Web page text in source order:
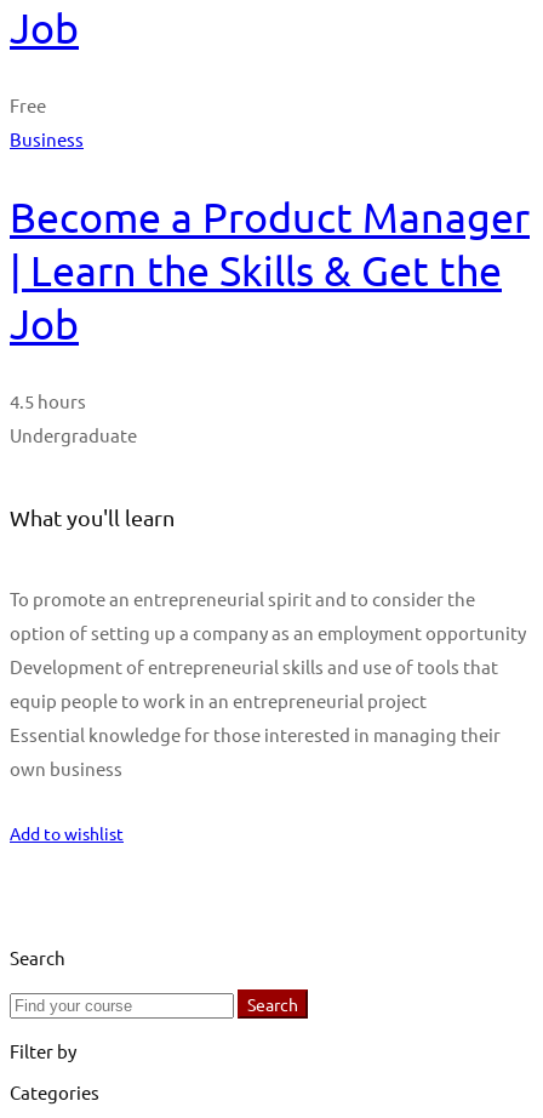
Job
Free
Business
Become a Product Manager
| Learn the Skills & Get the
Job
4.5 hours
Undergraduate
What you'll learn
To promote an entrepreneurial spirit and to consider the
option of setting up a company as an employment opportunity
Development of entrepreneurial skills and use of tools that
equip people to work in an entrepreneurial project
Essential knowledge for those interested in managing their
own business
Add to wishlist
Search
Search
Search
Filter by
Categories